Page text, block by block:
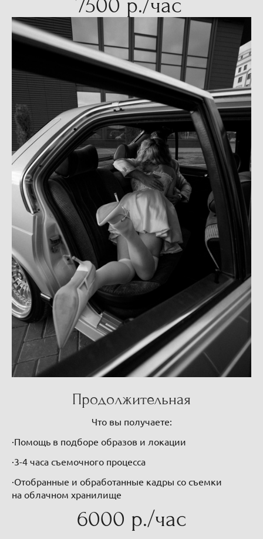
Продолжительная
Что вы получаете:
·Помощь в подборе образов и локации
·3-4 часа съемочного процесса
·Отобранные и обработанные кадры со съемки
на облачном хранилище
6000 р./час